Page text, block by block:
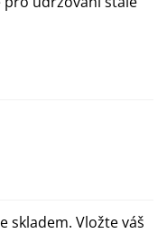
skladem. Vložte váš